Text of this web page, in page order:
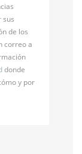
sus
de los
correo a
donde
y por